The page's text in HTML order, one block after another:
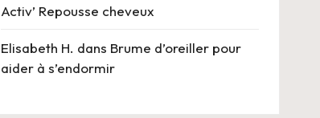
Activ’ Repousse cheveux
Elisabeth H. dans Brume d’oreiller pour
aider à s’endormir